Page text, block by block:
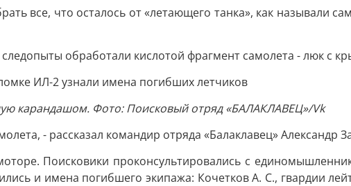
все, что осталось от «летающего танка», как называли
обработали кислотой фрагмент самолета - люк с
карандашом. Фото: Поисковый отряд «БАЛАКЛАВЕЦ»/Vk
- рассказал командир отряда «Балаклавец» Александр
Поисковики проконсультировались с
и имена погибшего экипажа: Кочетков А. С., гвардии